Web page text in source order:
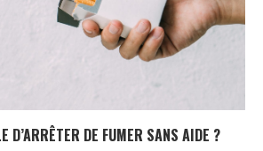
D’ARRÊTER DE FUMER SANS AIDE ?